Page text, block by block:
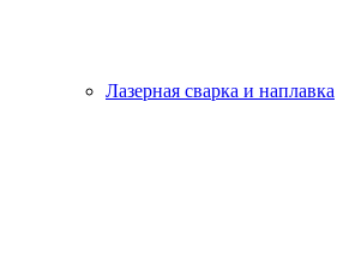
Лазерная сварка и наплавка